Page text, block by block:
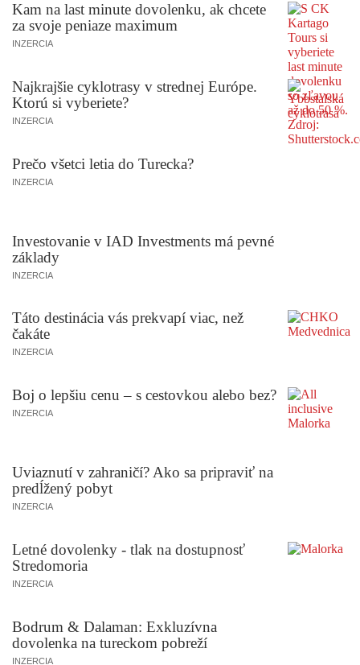
Kam na last minute dovolenku, ak chcete
za svoje peniaze maximum
INZERCIA
Najkrajšie cyklotrasy v strednej Európe.
Ktorú si vyberiete?
INZERCIA
Prečo všetci letia do Turecka?
INZERCIA
Investovanie v IAD Investments má pevné
základy
INZERCIA
Táto destinácia vás prekvapí viac, než
čakáte
INZERCIA
Boj o lepšiu cenu – s cestovkou alebo bez?
INZERCIA
Uviaznutí v zahraničí? Ako sa pripraviť na
predĺžený pobyt
INZERCIA
Letné dovolenky - tlak na dostupnosť
Stredomoria
INZERCIA
Bodrum & Dalaman: Exkluzívna
dovolenka na tureckom pobreží
INZERCIA